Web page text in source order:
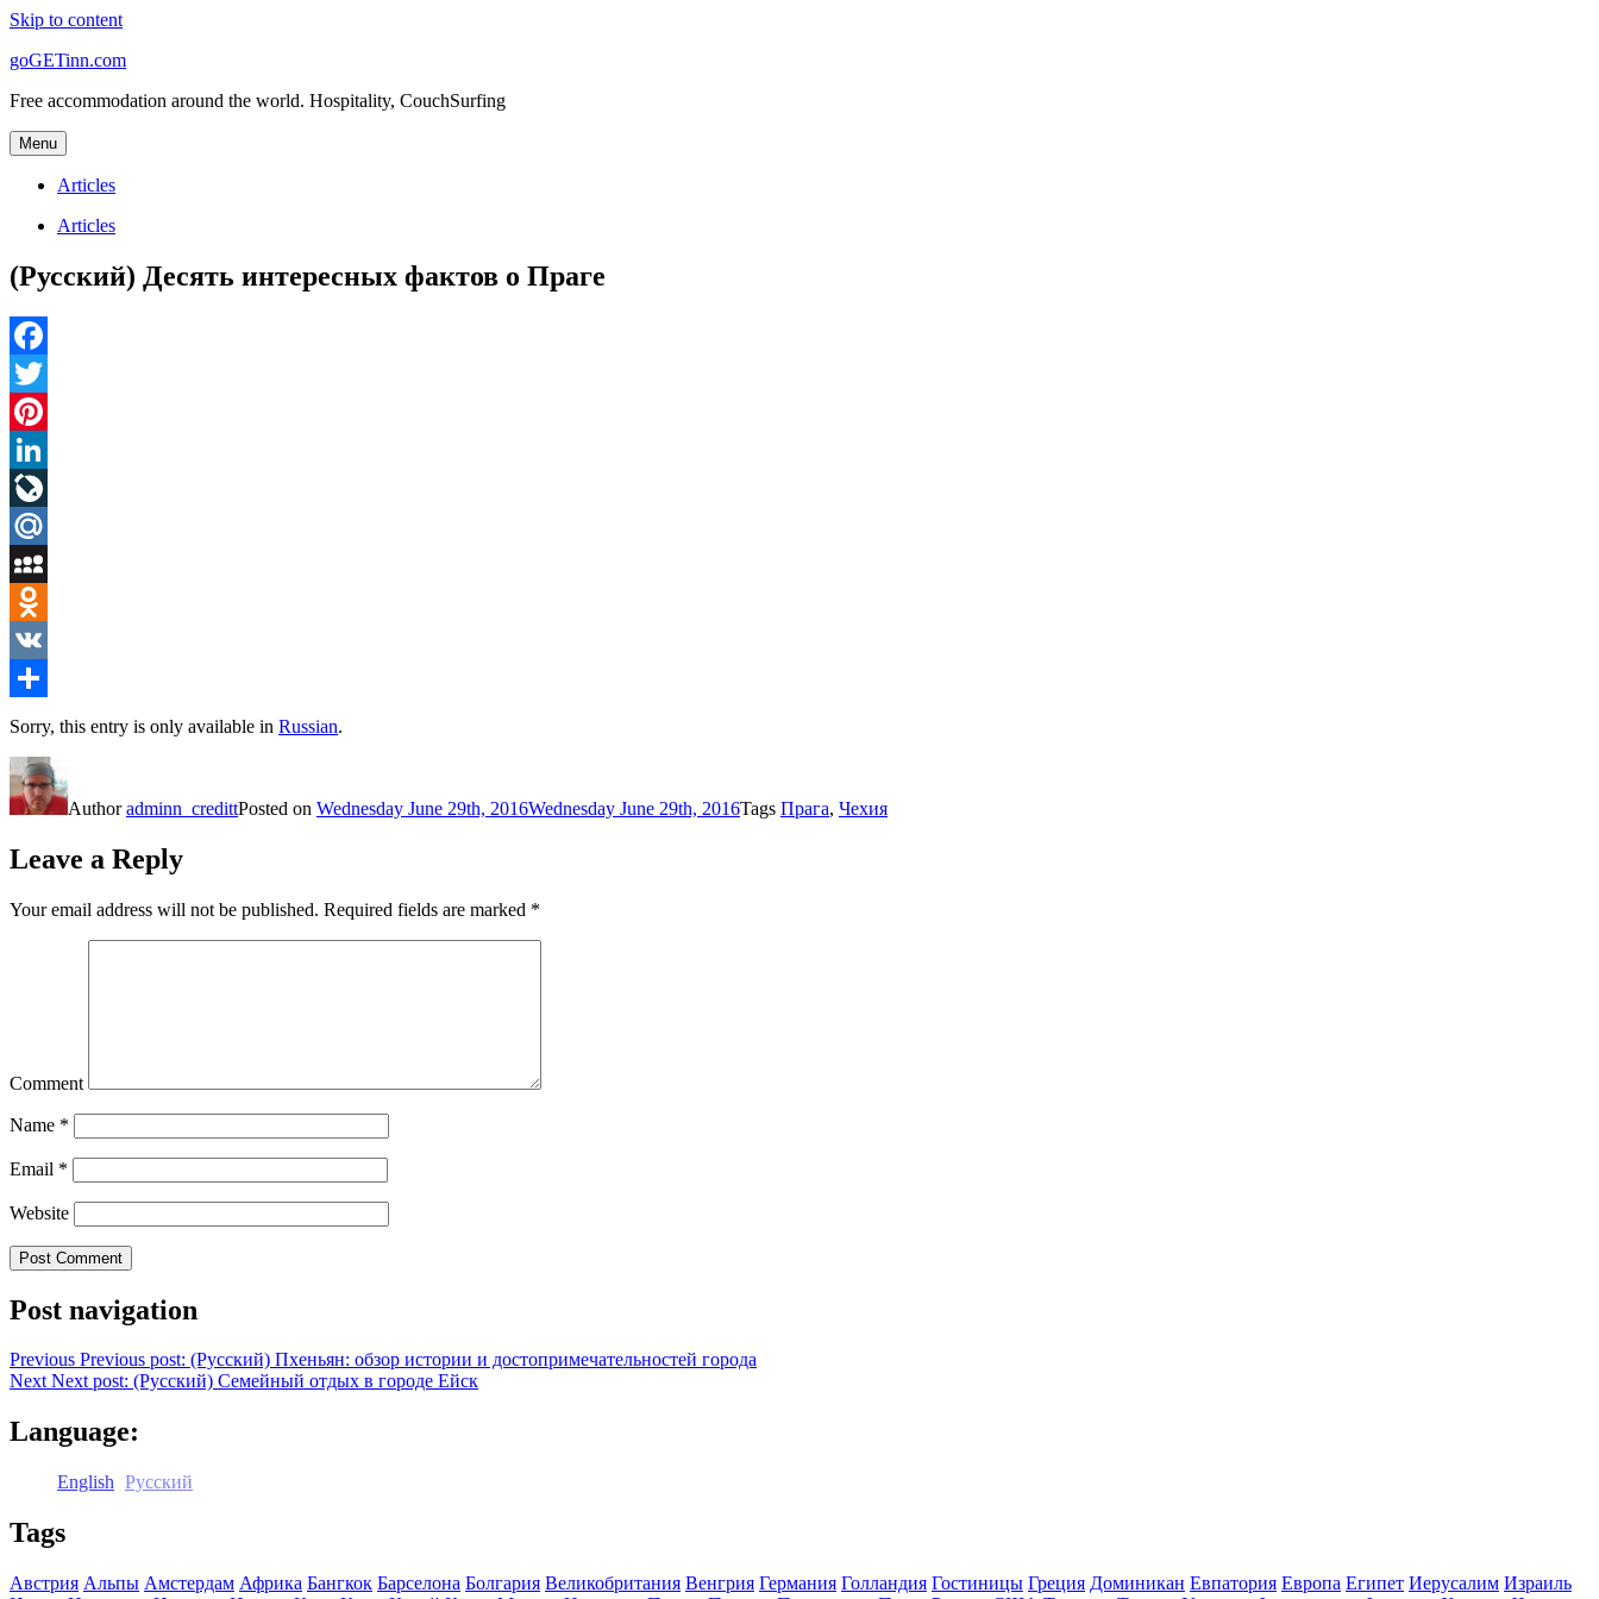
Skip to content
goGETinn.com
Free accommodation around the world. Hospitality, CouchSurfing
Menu
Articles
Articles
(Русский) Десять интересных фактов о Праге
Facebook
Twitter
Pinterest
LinkedIn
LiveJournal
Mail.Ru
MySpace
Odnoklassniki
VK
Share
Sorry, this entry is only available in Russian.
Authoradminn_credittPosted on Wednesday June 29th, 2016Wednesday June 29th, 2016Tags Прага, Чехия
Leave a Reply
Your email address will not be published. Required fields are marked *
Comment
Name *
Email *
Website
Post navigation
Previous Previous post: (Русский) Пхеньян: обзор истории и достопримечательностей города
Next Next post: (Русский) Семейный отдых в городе Ейск
Language:
English Русский
Tags
Австрия Альпы Амстердам Африка Бангкок Барселона Болгария Великобритания Венгрия Германия Голландия Гостиницы Греция Доминикан Евпатория Европа Египет Иерусалим Израиль